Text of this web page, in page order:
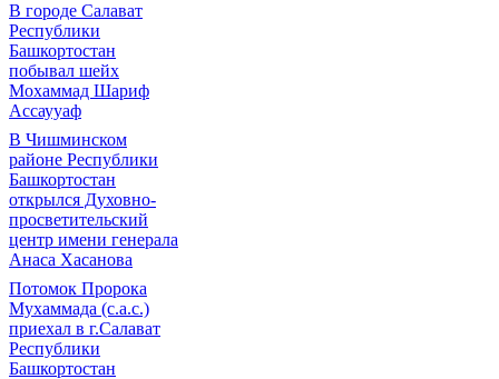
В городе Салават
Республики
Башкортостан
побывал шейх
Мохаммад Шариф
Ассаууаф
В Чишминском
районе Республики
Башкортостан
открылся Духовно-
просветительский
центр имени генерала
Анаса Хасанова
Потомок Пророка
Мухаммада (с.а.с.)
приехал в г.Салават
Республики
Башкортостан